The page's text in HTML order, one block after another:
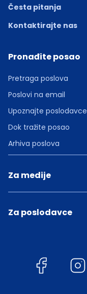
Česta pitanja
Kontaktirajte nas
Pronađite posao
Pretraga poslova
Poslovi na email
Upoznajte poslodavce
Dok tražite posao
Arhiva poslova
Za medije
Za poslodavce